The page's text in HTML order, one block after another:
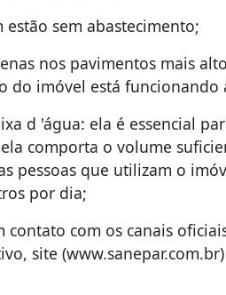
sem abastecimento;
nos pavimentos mais
do imóvel está funcionando
d 'água: ela é essencial
comporta o volume
pessoas que utilizam o
por dia;
contato com os canais
site